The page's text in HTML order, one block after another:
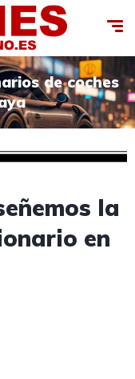
de coches
la
en